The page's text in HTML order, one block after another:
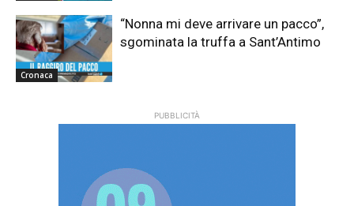
Cronaca
“Nonna mi deve arrivare un pacco”,
sgominata la truffa a Sant’Antimo
PUBBLICITÀ